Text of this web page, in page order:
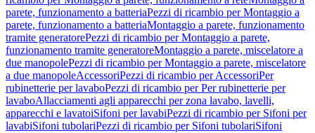
parete, funzionamento a batteriaPezzi di ricambio per Montaggio a
parete, funzionamento a batteriaMontaggio a parete, funzionamento
tramite generatorePezzi di ricambio per Montaggio a parete,
funzionamento tramite generatoreMontaggio a parete, miscelatore a
due manopolePezzi di ricambio per Montaggio a parete, miscelatore
a due manopoleAccessoriPezzi di ricambio per AccessoriPer
rubinetterie per lavaboPezzi di ricambio per Per rubinetterie per
lavaboAllacciamenti agli apparecchi per zona lavabo, lavelli,
apparecchi e lavatoiSifoni per lavabiPezzi di ricambio per Sifoni per
lavabiSifoni tubolariPezzi di ricambio per Sifoni tubolariSifoni